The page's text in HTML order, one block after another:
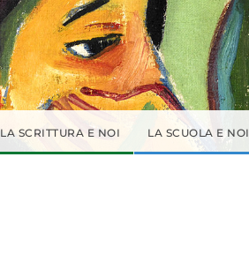
LA SCRITTURA E NOI LA SCUOLA E NOI